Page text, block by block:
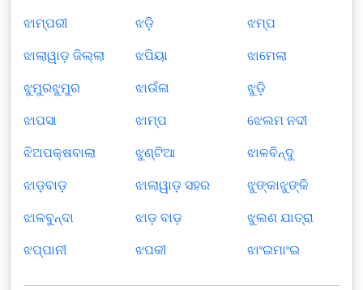
ଝାମ୍ପରୀ
ଝାଲାୱାଡ଼ ଜିଲ୍ଲା
ଝୁମୁରଝୁମୁର
ଝାପସା
ଝିଅପକ୍ଷବାଲା
ଝାଡ଼ବାଡ଼
ଝାଳବୁନ୍ଦା
ଝପ୍ପାନୀ
ଝଡ଼ି
ଝପିୟା
ଝାଉଁଳା
ଝାମ୍ପ
ଝୁଣ୍ଟିଆ
ଝାଲାୱାଡ଼ ସହର
ଝାଡ଼ ବାଡ଼
ଝପକୀ
ଝମ୍ପ
ଝାମେଲା
ଝୁଡ଼ି
ଝେଲମ ନଦୀ
ଝାଳବିନ୍ଦୁ
ଝୁଙ୍କାଝୁଙ୍କି
ଝୁଲଣ ଯାତ୍ରା
ଝାଂଇମାଂଇ